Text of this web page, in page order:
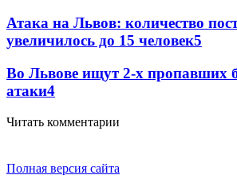
Атака на Львов: количество
увеличилось до 15 человек5
Во Львове ищут 2-х пропавших
атаки4
Читать комментарии
Полная версия сайта